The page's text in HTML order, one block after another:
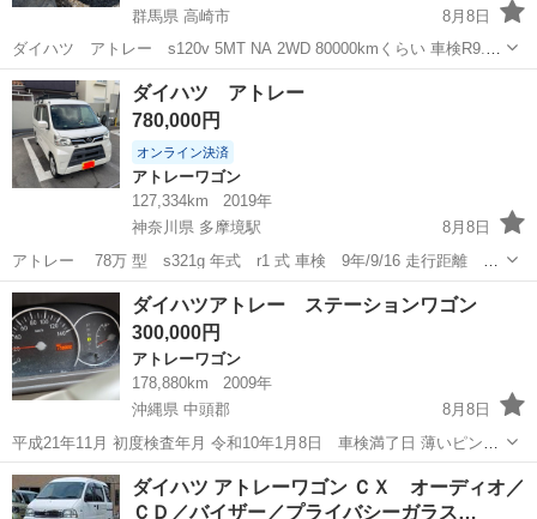
群馬県 高崎市
8月8日
ダイハツ アトレー s120v 5MT NA 2WD 80000kmくらい 車検R9.6
月まで 走行問題なし エアコン効きよし 通勤に使用していますが欲し
群馬 高崎市 アトレーワゴン
ダイハツ アトレー
780,000円
オンライン決済
アトレーワゴン
127,334km
2019年
神奈川県 多摩境駅
8月8日
アトレー 78万 型 s321g 年式 r1 式 車検 9年/9/16 走行距離
127334キロ KENWOODナビ ドラレコ ETC キャリア 付き 助手席側後
方傷あり 後方リアゲート下傷あり その他小傷等あり...
神奈川 相模原市 多摩境駅
ダイハツアトレー ステーションワゴン
300,000円
アトレーワゴン
178,880km
2009年
沖縄県 中頭郡
8月8日
平成21年11月 初度検査年月 令和10年1月8日 車検満了日 薄いピンク
色 毎日 活用してましたが、、 エアコン ガス漏れ ある為 暑いの
で、、 車検満了まで もったいなくて 自分で修理して乗り続ける方
現車確認 読谷...
沖縄 中頭郡 アトレーワゴン
ダイハツ アトレーワゴン ＣＸ オーディオ／
ＣＤ／バイザー／プライバシーガラス…